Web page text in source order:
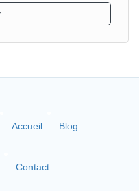
Accueil Blog
Contact